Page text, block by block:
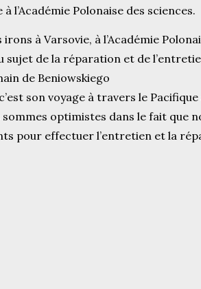
à l’Académie Polonaise des sciences.
irons à Varsovie, à l’Académie
sujet de la réparation et de
de Beniowskiego
son voyage à travers le
sommes optimistes dans le fait que
pour effectuer l’entretien et la